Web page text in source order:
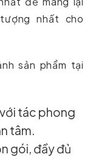
nhất cho
sản phẩm tại
tác phong
tâm.
gói, đầy đủ